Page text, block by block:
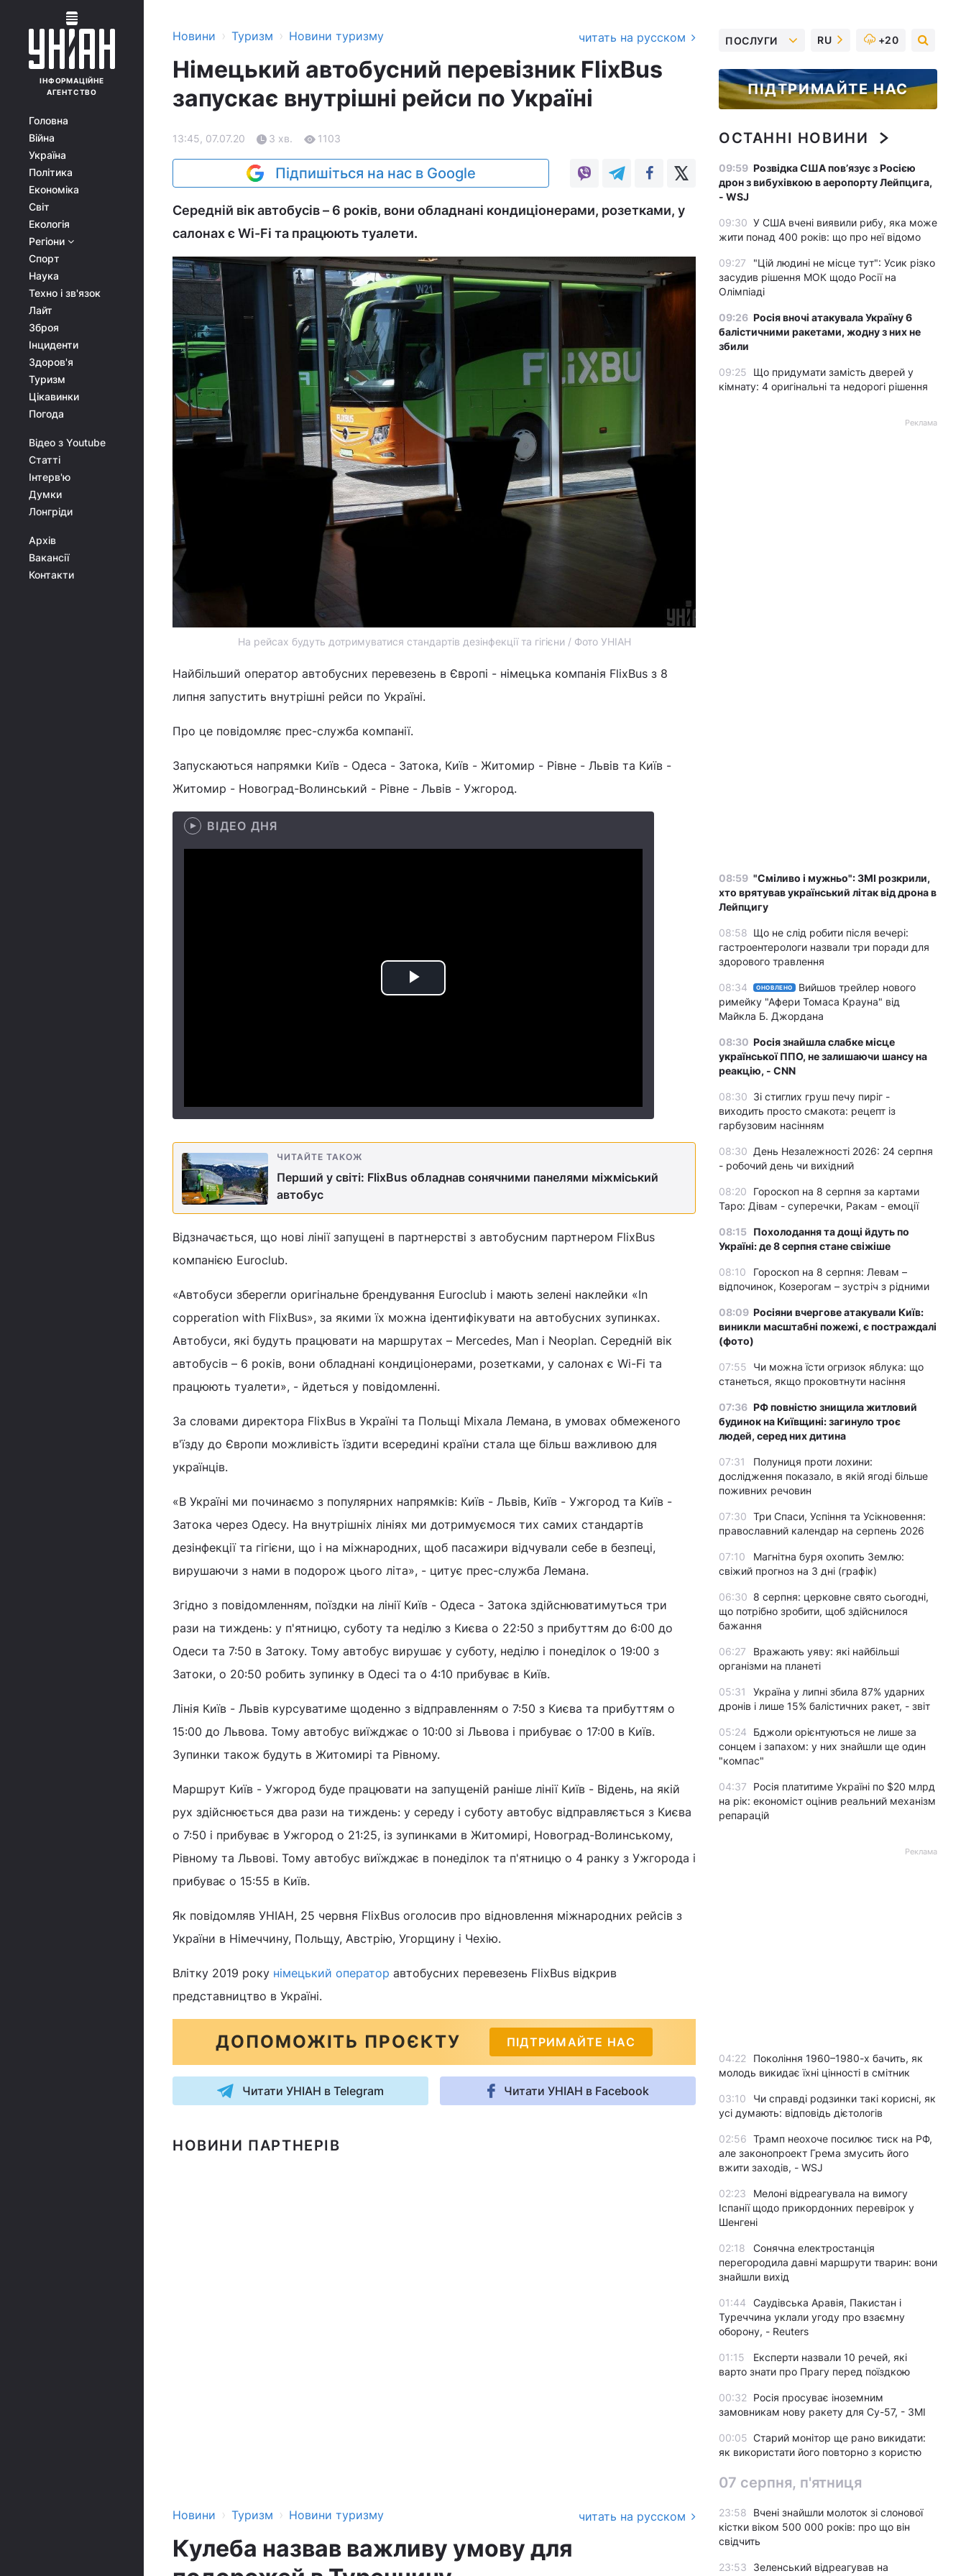
ІНФОРМАЦІЙНЕ
АГЕНТСТВО
Головна
Війна
Україна
Політика
Економіка
Світ
Екологія
Регіони
Спорт
Наука
Техно і зв'язок
Лайт
Зброя
Інциденти
Здоров'я
Туризм
Цікавинки
Погода
Відео з Youtube
Статті
Інтерв'ю
Думки
Лонгріди
Архів
Вакансії
Контакти
Новини › Туризм › Новини туризму читать на русском
Німецький автобусний перевізник FlixBus
запускає внутрішні рейси по Україні
13:45, 07.07.20 3 хв. 1103
Підпишіться на нас в Google
Середній вік автобусів – 6 років, вони обладнані кондиціонерами, розетками, у
салонах є Wi-Fi та працюють туалети.
На рейсах будуть дотримуватися стандартів дезінфекції та гігієни / Фото УНІАН
Найбільший оператор автобусних перевезень в Європі - німецька компанія FlixBus з 8
липня запустить внутрішні рейси по Україні.
Про це повідомляє прес-служба компанії.
Запускаються напрямки Київ - Одеса - Затока, Київ - Житомир - Рівне - Львів та Київ -
Житомир - Новоград-Волинський - Рівне - Львів - Ужгород.
ВІДЕО ДНЯ
Play
ЧИТАЙТЕ ТАКОЖ
Перший у світі: FlixBus обладнав сонячними панелями міжміський
автобус
Відзначається, що нові лінії запущені в партнерстві з автобусним партнером FlixBus
компанією Euroclub.
«Автобуси зберегли оригінальне брендування Euroclub і мають зелені наклейки «In
copperation with FlixBus», за якими їх можна ідентифікувати на автобусних зупинках.
Автобуси, які будуть працювати на маршрутах – Mercedes, Man і Neoplan. Середній вік
автобусів – 6 років, вони обладнані кондиціонерами, розетками, у салонах є Wi-Fi та
працюють туалети», - йдеться у повідомленні.
За словами директора FlixBus в Україні та Польщі Міхала Лемана, в умовах обмеженого
в'їзду до Європи можливість їздити всередині країни стала ще більш важливою для
українців.
«В Україні ми починаємо з популярних напрямків: Київ - Львів, Київ - Ужгород та Київ -
Затока через Одесу. На внутрішніх лініях ми дотримуємося тих самих стандартів
дезінфекції та гігієни, що і на міжнародних, щоб пасажири відчували себе в безпеці,
вирушаючи з нами в подорож цього літа», - цитує прес-служба Лемана.
Згідно з повідомленням, поїздки на лінії Київ - Одеса - Затока здійснюватимуться три
рази на тиждень: у п'ятницю, суботу та неділю з Києва о 22:50 з прибуттям до 6:00 до
Одеси та 7:50 в Затоку. Тому автобус вирушає у суботу, неділю і понеділок о 19:00 з
Затоки, о 20:50 робить зупинку в Одесі та о 4:10 прибуває в Київ.
Лінія Київ - Львів курсуватиме щоденно з відправленням о 7:50 з Києва та прибуттям о
15:00 до Львова. Тому автобус виїжджає о 10:00 зі Львова і прибуває о 17:00 в Київ.
Зупинки також будуть в Житомирі та Рівному.
Маршрут Київ - Ужгород буде працювати на запущеній раніше лінії Київ - Відень, на якій
рух здійснюється два рази на тиждень: у середу і суботу автобус відправляється з Києва
о 7:50 і прибуває в Ужгород о 21:25, із зупинками в Житомирі, Новоград-Волинському,
Рівному та Львові. Тому автобус виїжджає в понеділок та п'ятницю о 4 ранку з Ужгорода і
прибуває о 15:55 в Київ.
Як повідомляв УНІАН, 25 червня FlixBus оголосив про відновлення міжнародних рейсів з
України в Німеччину, Польщу, Австрію, Угорщину і Чехію.
Влітку 2019 року німецький оператор автобусних перевезень FlixBus відкрив
представництво в Україні.
ДОПОМОЖІТЬ ПРОЄКТУ ПІДТРИМАЙТЕ НАС
Читати УНІАН в Telegram Читати УНІАН в Facebook
НОВИНИ ПАРТНЕРІВ
Новини › Туризм › Новини туризму читать на русском
Кулеба назвав важливу умову для
ПОСЛУГИ RU +20
ПІДТРИМАЙТЕ НАС
ОСТАННІ НОВИНИ
09:59 Розвідка США пов’язує з Росією
дрон з вибухівкою в аеропорту Лейпцига,
- WSJ
09:30 У США вчені виявили рибу, яка може
жити понад 400 років: що про неї відомо
09:27
"Цій людині не місце тут": Усик різко
засудив рішення МОК щодо Росії на
Олімпіаді
09:26 Росія вночі атакувала Україну 6
балістичними ракетами, жодну з них не
збили
09:25
Що придумати замість дверей у
кімнату: 4 оригінальні та недорогі рішення
Реклама
08:59 "Сміливо і мужньо": ЗМІ розкрили,
хто врятував український літак від дрона в
Лейпцигу
08:58 Що не слід робити після вечері:
гастроентерологи назвали три поради для
здорового травлення
08:34 ОНОВЛЕНО
Вийшов трейлер нового
римейку "Афери Томаса Крауна" від
Майкла Б. Джордана
08:30 Росія знайшла слабке місце
української ППО, не залишаючи шансу на
реакцію, - CNN
08:30 Зі стиглих груш печу пиріг -
виходить просто смакота: рецепт із
гарбузовим насінням
08:30 День Незалежності 2026: 24 серпня
- робочий день чи вихідний
08:20
Гороскоп на 8 серпня за картами
Таро: Дівам - суперечки, Ракам - емоції
08:15 Похолодання та дощі йдуть по
Україні: де 8 серпня стане свіжіше
08:10
Гороскоп на 8 серпня: Левам –
відпочинок, Козерогам – зустріч з рідними
08:09 Росіяни вчергове атакували Київ:
виникли масштабні пожежі, є постраждалі
(фото)
07:55
Чи можна їсти огризок яблука: що
станеться, якщо проковтнути насіння
07:36 РФ повністю знищила житловий
будинок на Київщині: загинуло троє
людей, серед них дитина
07:31
Полуниця проти лохини:
дослідження показало, в якій ягоді більше
поживних речовин
07:30 Три Спаси, Успіння та Усікновення:
православний календар на серпень 2026
07:10
Магнітна буря охопить Землю:
свіжий прогноз на 3 дні (графік)
06:30 8 серпня: церковне свято сьогодні,
що потрібно зробити, щоб здійснилося
бажання
06:27
Вражають уяву: які найбільші
організми на планеті
05:31
Україна у липні збила 87% ударних
дронів і лише 15% балістичних ракет, - звіт
05:24
Бджоли орієнтуються не лише за
сонцем і запахом: у них знайшли ще один
"компас"
04:37
Росія платитиме Україні по $20 млрд
на рік: економіст оцінив реальний механізм
репарацій
Реклама
04:22
Покоління 1960–1980-х бачить, як
молодь викидає їхні цінності в смітник
03:10
Чи справді родзинки такі корисні, як
усі думають: відповідь дієтологів
02:56 Трамп неохоче посилює тиск на РФ,
але законопроект Грема змусить його
вжити заходів, - WSJ
02:23
Мелоні відреагувала на вимогу
Іспанії щодо прикордонних перевірок у
Шенгені
02:18
Сонячна електростанція
перегородила давні маршрути тварин: вони
знайшли вихід
01:44
Саудівська Аравія, Пакистан і
Туреччина уклали угоду про взаємну
оборону, - Reuters
01:15
Експерти назвали 10 речей, які
варто знати про Прагу перед поїздкою
00:32
Росія просуває іноземним
замовникам нову ракету для Су-57, - ЗМІ
00:05 Старий монітор ще рано викидати:
як використати його повторно з користю
07 серпня, п'ятниця
23:58
Вчені знайшли молоток зі слонової
кістки віком 500 000 років: про що він
свідчить
23:53
Зеленський відреагував на